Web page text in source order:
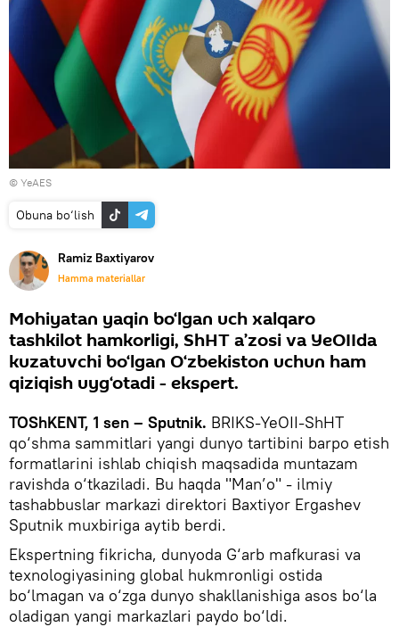
© YeAES
Obuna bo‘lish
Ramiz Baxtiyarov
Hamma materiallar
Mohiyatan yaqin bo‘lgan uch xalqaro
tashkilot hamkorligi, ShHT a’zosi va YeOIIda
kuzatuvchi bo‘lgan O‘zbekiston uchun ham
qiziqish uyg‘otadi - ekspert.
TOShKENT, 1 sen – Sputnik. BRIKS-YeOII-ShHT
qo‘shma sammitlari yangi dunyo tartibini barpo etish
formatlarini ishlab chiqish maqsadida muntazam
ravishda o‘tkaziladi. Bu haqda "Man’o" - ilmiy
tashabbuslar markazi direktori Baxtiyor Ergashev
Sputnik muxbiriga aytib berdi.
Ekspertning fikricha, dunyoda G‘arb mafkurasi va
texnologiyasining global hukmronligi ostida
bo‘lmagan va o‘zga dunyo shakllanishiga asos bo‘la
oladigan yangi markazlari paydo bo‘ldi.